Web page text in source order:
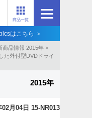
商品一覧
はこちら ＞
商品情報 2015年 >
た外付型DVDドライ
2015年
02月04日 15-NR013